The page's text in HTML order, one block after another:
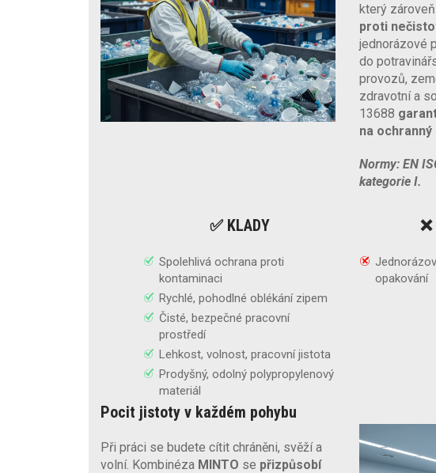
který
proti
jednorázové
do
provozů,
zdravotní a
13688
na ochranný
Normy: EN
kategorie I.
✅ KLADY
Spolehlivá ochrana proti
kontaminaci
Rychlé, pohodlné oblékání zipem
Čisté, bezpečné pracovní
prostředí
Lehkost, volnost, pracovní jistota
Prodyšný, odolný polypropylenový
materiál
opakování
Pocit jistoty v každém pohybu
Při práci se budete cítit chráněni, svěží a
volní. Kombinéza MINTO se přizpůsobí